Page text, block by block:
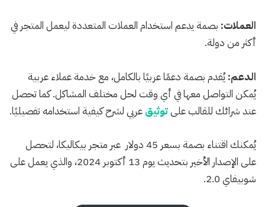
العملات: بصمة يدعم استخدام العملات المتعددة ليعمل المتجر في
أكثر من دولة.
الدعم:يُقدم بصمة دعمًا عربيًا بالكامل، مع خدمة عملاء عربية
يُمكن التواصل معها في أي وقت لحل مختلف المشاكل. كما تحصل
عند شرائك للقالب علىتوثيقعربي لشرح كيفية استخدامه تفصيليًا.
يُمكنك اقتناء بصمة بسعر 45 دولار عبر متجر بيكاليكا، لتحصل
على الإصدار الأخير بتحديث يوم 13 أكتوبر 2024، والذي يعمل على
شوبيفاي 2.0.